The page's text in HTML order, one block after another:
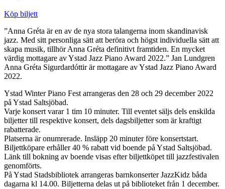
Köp biljett
”Anna Gréta är en av de nya stora talangerna inom skandinavisk
jazz. Med sitt personliga sätt att beröra och högst individuella sätt att
skapa musik, tillhör Anna Gréta definitivt framtiden. En mycket
värdig mottagare av Ystad Jazz Piano Award 2022.” Jan Lundgren
Anna Gréta Sigurdardóttir är mottagare av Ystad Jazz Piano Award
2022.
Ystad Winter Piano Fest arrangeras den 28 och 29 december 2022
på Ystad Saltsjöbad.
Varje konsert varar 1 tim 10 minuter. Till eventet säljs dels enskilda
biljetter till respektive konsert, dels dagsbiljetter som är kraftigt
rabatterade.
Platserna är onumrerade. Insläpp 20 minuter före konsertstart.
Biljettköpare erhåller 40 % rabatt vid boende på Ystad Saltsjöbad.
Länk till bokning av boende visas efter biljettköpet till jazzfestivalen
genomförts.
På Ystad Stadsbibliotek arrangeras barnkonserter JazzKidz båda
dagarna kl 14.00. Biljetterna delas ut på biblioteket från 1 december.